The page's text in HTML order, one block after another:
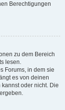
Berechtigungen
zu dem Bereich
lesen.
Forums, in dem sie
es von deinen
oder nicht. Die